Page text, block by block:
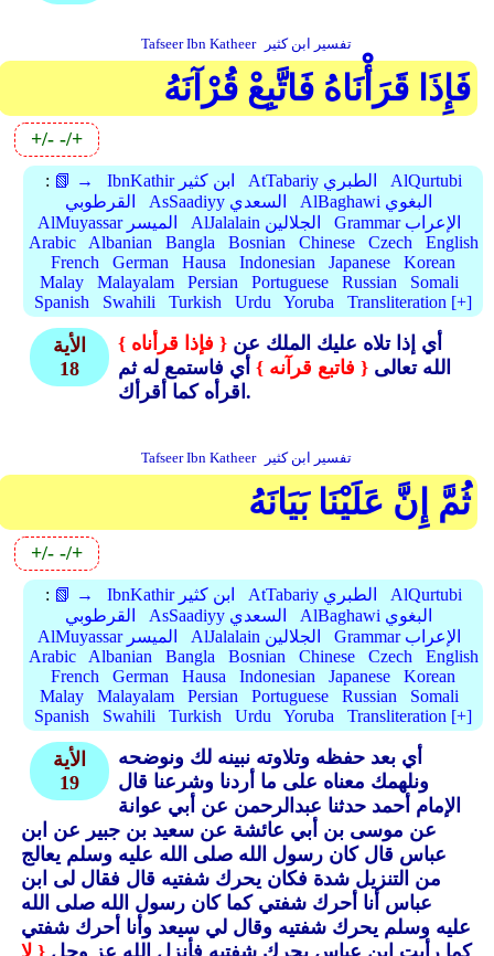
Tafseer Ibn Katheer تفسير ابن كثير
فَإِذَا قَرَأْنَاهُ فَاتَّبِعْ قُرْآنَهُ
+/- -/+
: 📗 → IbnKathir ابن كثير AtTabariy الطبري
AlQurtubi
القرطوبي
AsSaadiyy السعدي
AlBaghawi البغوي
AlMuyassar الميسر
AlJalalain الجلالين
Grammar الإعراب
Arabic
Albanian Bangla Bosnian Chinese Czech
English
French
German Hausa Indonesian Japanese
Korean
Malay
Malayalam Persian Portuguese Russian
Somali
Spanish
Swahili Turkish Urdu Yoruba Transliteration [+]
الأية
18
{ فإذا قرأناه }
الله تعالى { فاتبع قرآنه }أي فاستمع له ثم
اقرأه كما أقرأك.
Tafseer Ibn Katheer تفسير ابن كثير
ثُمَّ إِنَّ عَلَيْنَا بَيَانَهُ
+/- -/+
: 📗 → IbnKathir ابن كثير AtTabariy الطبري
AlQurtubi
القرطوبي
AsSaadiyy السعدي
AlBaghawi البغوي
AlMuyassar الميسر
AlJalalain الجلالين
Grammar الإعراب
Arabic
Albanian Bangla Bosnian Chinese Czech
English
French
German Hausa Indonesian Japanese
Korean
Malay
Malayalam Persian Portuguese Russian
Somali
Spanish
Swahili Turkish Urdu Yoruba Transliteration [+]
الأية
19
أي بعد حفظه وتلاوته نبينه لك ونوضحه
ونلهمك معناه على ما أردنا وشرعنا قال
الإمام أحمد حدثنا عبدالرحمن عن أبي عوانة
عن موسى بن أبي عائشة عن سعيد بن جبير عن ابن
عباس قال كان رسول الله صلى الله عليه وسلم يعالج
من التنزيل شدة فكان يحرك شفتيه قال فقال لى ابن
عباس أنا أحرك شفتي كما كان رسول الله صلى الله
عليه وسلم يحرك شفتيه وقال لي سيعد وأنا أحرك شفتي
كما رأيت ابن عباس يحرك شفتيه فأنزل الله عز وجل { لا